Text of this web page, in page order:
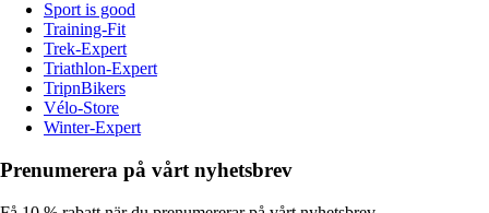
Sport is good
Training-Fit
Trek-Expert
Triathlon-Expert
TripnBikers
Vélo-Store
Winter-Expert
Prenumerera på vårt nyhetsbrev